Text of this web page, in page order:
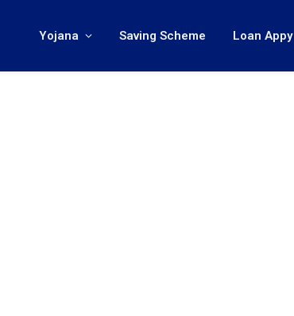
Yojana Saving Scheme Loan Appy